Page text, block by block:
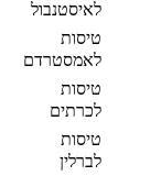
לאיסטנבול
טיסות
לאמסטרדם
טיסות
לכרתים
טיסות
לברלין